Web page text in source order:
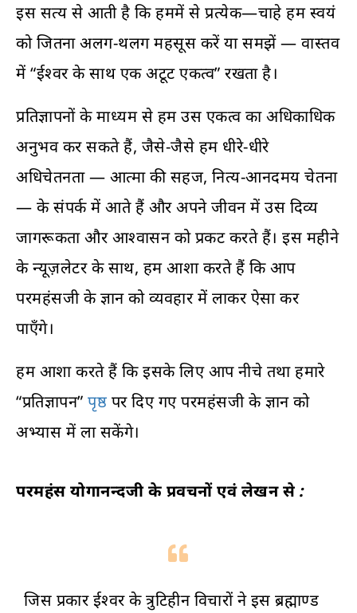
इस सत्य से आती है कि हममें से प्रत्येक—चाहे हम स्वयं
को जितना अलग-थलग महसूस करें या समझें — वास्तव
में “ईश्वर के साथ एक अटूट एकत्व” रखता है।
प्रतिज्ञापनों के माध्यम से हम उस एकत्व का अधिकाधिक
अनुभव कर सकते हैं, जैसे-जैसे हम धीरे-धीरे
अधिचेतनता — आत्मा की सहज, नित्य-आनदमय चेतना
— के संपर्क में आते हैं और अपने जीवन में उस दिव्य
जागरूकता और आश्वासन को प्रकट करते हैं। इस महीने
के न्यूज़लेटर के साथ, हम आशा करते हैं कि आप
परमहंसजी के ज्ञान को व्यवहार में लाकर ऐसा कर
पाएँगे।
हम आशा करते हैं कि इसके लिए आप नीचे तथा हमारे
“प्रतिज्ञापन” पृष्ठ पर दिए गए परमहंसजी के ज्ञान को
अभ्यास में ला सकेंगे।
परमहंस योगानन्दजी के प्रवचनों एवं लेखन से :
जिस प्रकार ईश्वर के त्रुटिहीन विचारों ने इस ब्रह्माण्ड